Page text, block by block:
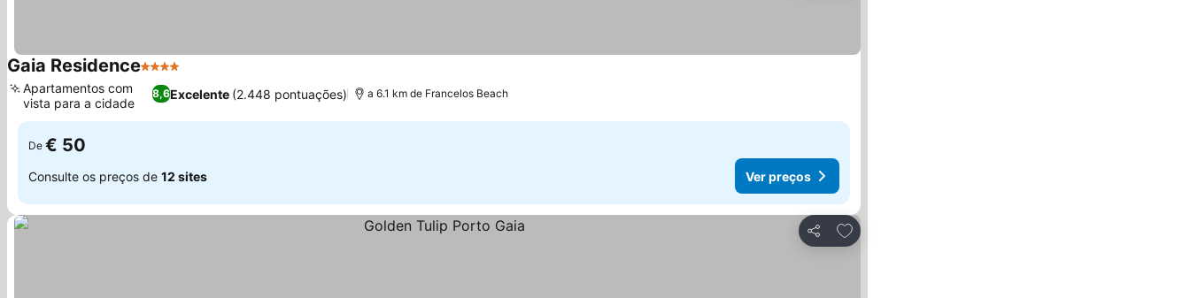
Gaia Residence4 Estrelas
8,6Excelente (2.448 pontuações)
Apartamentos com
vista para a cidade
a 6.1 km de Francelos Beach
De € 50
Consulte os preços de 12 sites Ver preços
Partilhar
Adicionar aos favoritos